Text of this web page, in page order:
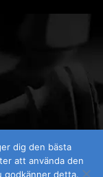
dig den bästa
att använda den
godkänner detta.